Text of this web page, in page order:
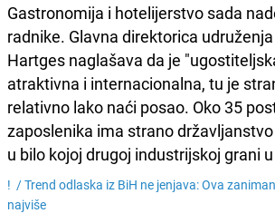
Gastronomija i hotelijerstvo sada
radnike. Glavna direktorica udruženja
Hartges naglašava da je
atraktivna i internacionalna, tu je
relativno lako naći posao. Oko 35
zaposlenika ima strano
u bilo kojoj drugoj industrijskoj grani
! /Trend odlaska iz BiH ne jenjava: Ova
najviše